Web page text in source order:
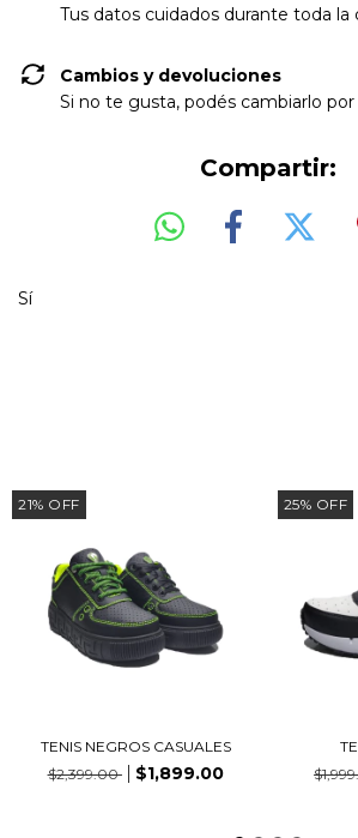
Tus datos cuidados durante toda la
Cambios y devoluciones
Si no te gusta, podés cambiarlo
Compartir:
Sí
21% OFF
TENIS NEGROS CASUALES
$2,399.00
$1,899.00
25% OFF